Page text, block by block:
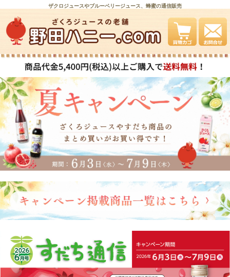
ザクロジュースやブルーベリージュース、蜂蜜の通信販売